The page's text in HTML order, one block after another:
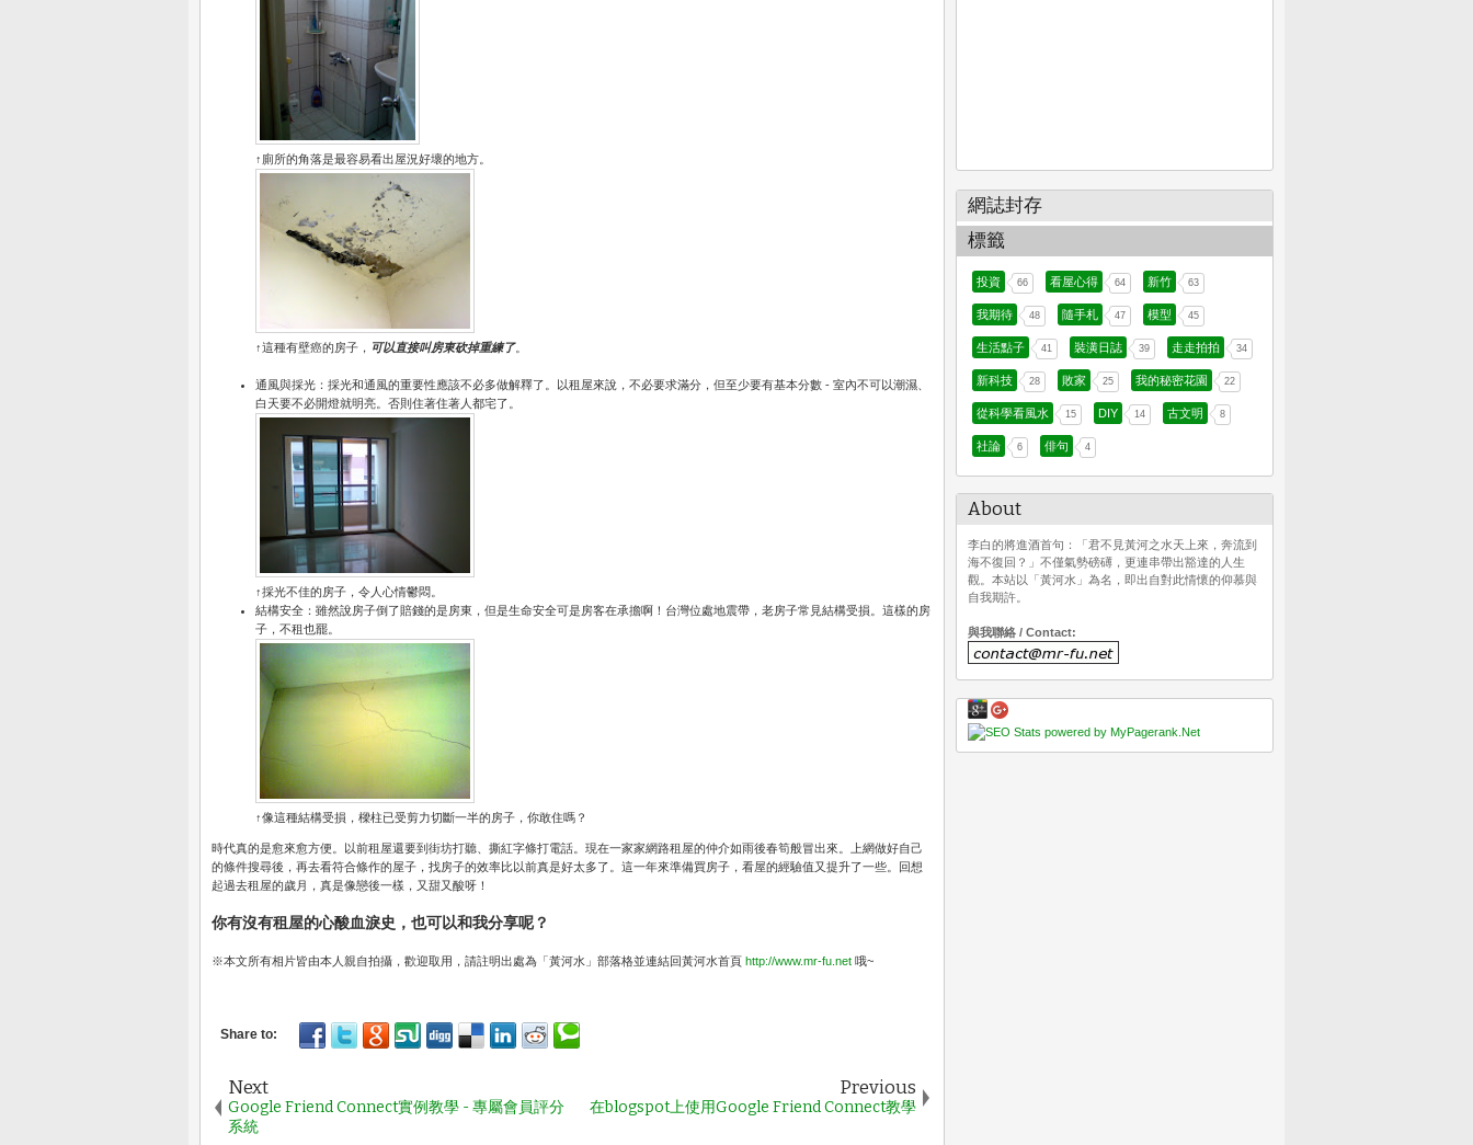
↑廁所的角落是最容易看出屋況好壞的地方。
↑這種有壁癌的房子， 可以直接叫房東砍掉重練了。
通風與採光：採光和通風的重要性應該不必多做解釋了。以租屋來說，不必要求滿分，但至少要有基本分數 - 室內不可以潮濕、
白天要不必開燈就明亮。否則住著住著人都宅了。
↑採光不佳的房子，令人心情鬱悶。
結構安全：雖然說房子倒了賠錢的是房東，但是生命安全可是房客在承擔啊！台灣位處地震帶，老房子常見結構受損。這樣的房
子，不租也罷。
↑像這種結構受損，樑柱已受剪力切斷一半的房子，你敢住嗎？
時代真的是愈來愈方便。以前租屋還要到街坊打聽、撕紅字條打電話。現在一家家網路租屋的仲介如雨後春筍般冒出來。上網做好自己
的條件搜尋後，再去看符合條作的屋子，找房子的效率比以前真是好太多了。這一年來準備買房子，看屋的經驗值又提升了一些。回想
起過去租屋的歲月，真是像戀後一樣，又甜又酸呀！
你有沒有租屋的心酸血淚史，也可以和我分享呢？
※本文所有相片皆由本人親自拍攝，歡迎取用，請註明出處為「黃河水」部落格並連結回黃河水首頁 http://www.mr-fu.net 哦~
Next
Google Friend Connect實例教學 - 專屬會員評分
系統
Previous
在blogspot上使用Google Friend Connect教學
網誌封存
標籤
投資 66 看屋心得 64 新竹 63
我期待 48 隨手札 47 模型 45
生活點子 41 裝潢日誌 39 走走拍拍 34
新科技 28 敗家 25 我的秘密花園 22
從科學看風水 15 DIY 14 古文明 8
社論 6 俳句 4
About
李白的將進酒首句：「君不見黃河之水天上來，奔流到
海不復回？」不僅氣勢磅礡，更連串帶出豁達的人生
觀。本站以「黃河水」為名，即出自對此情懷的仰慕與
自我期許。
與我聯絡 / Contact: